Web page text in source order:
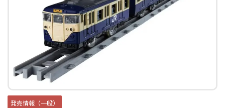
発売情報（一般）